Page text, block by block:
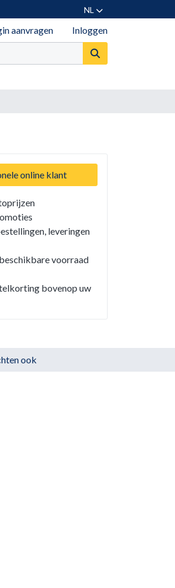
NL
aanvragen Inloggen
online klant
leveringen
voorraad
bovenop uw
ook